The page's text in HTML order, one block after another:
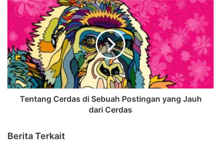
Tentang Cerdas di Sebuah Postingan yang Jauh
dari Cerdas
Berita Terkait